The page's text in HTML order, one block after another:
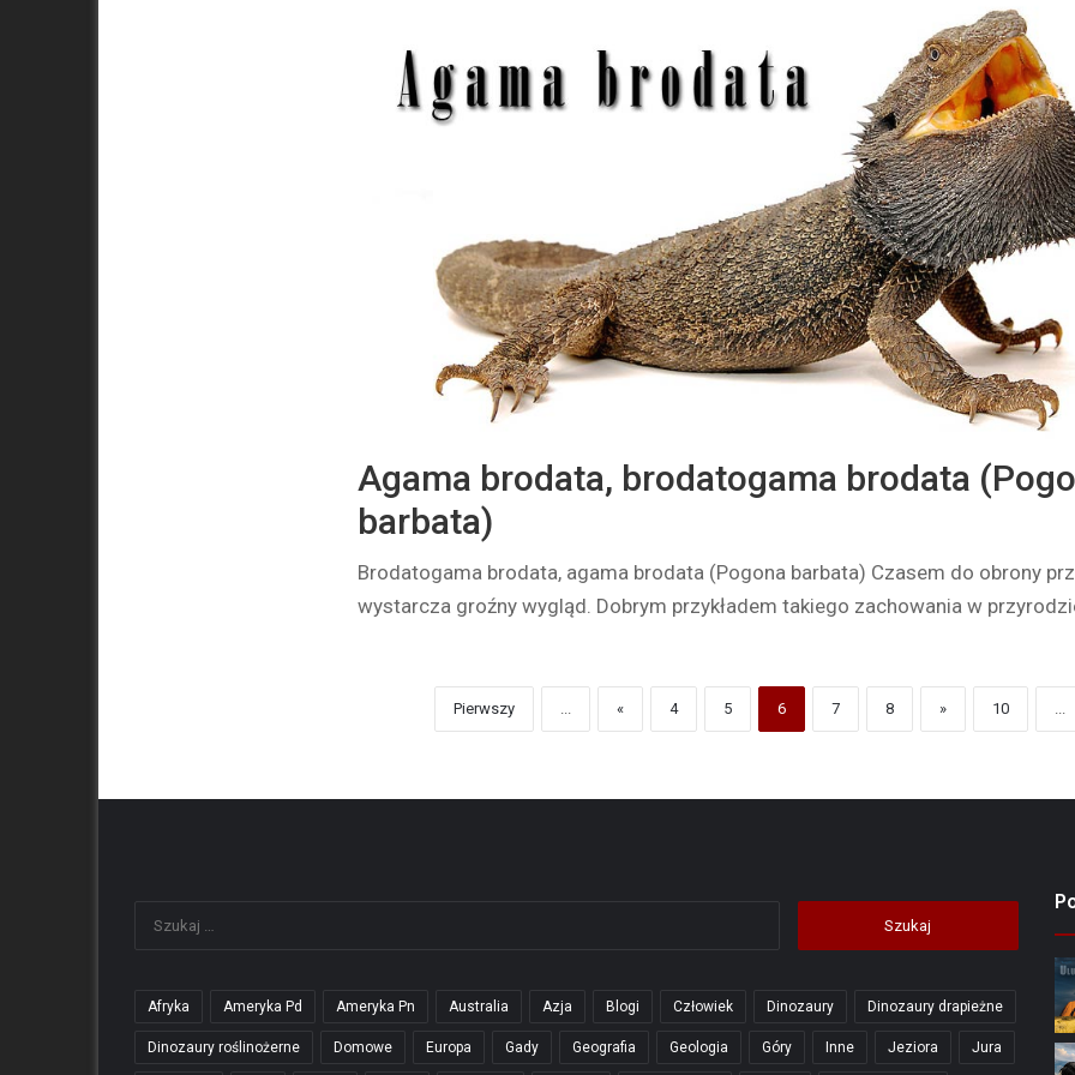
Agama brodata, brodatogama brodata
barbata)
Brodatogama brodata, agama brodata (Pogona barbata) Czasem do obrony
wystarcza groźny wygląd. Dobrym przykładem takiego zachowania w
Pierwszy « 4 5 6 7 8 » 10
Afryka Ameryka Pd Ameryka Pn Australia Azja Blogi Człowiek Dinozaury Dinozaury drapieżne
Dinozaury roślinożerne Domowe Europa Gady Geografia Geologia Góry Inne Jeziora Jura